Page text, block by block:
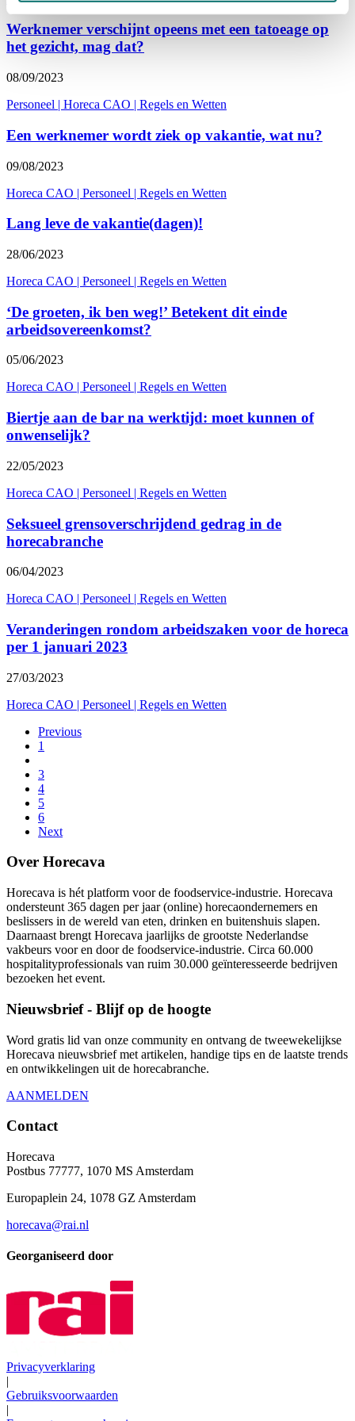
Werknemer verschijnt opeens met een tatoeage op
het gezicht, mag dat?
08/09/2023
Personeel | Horeca CAO | Regels en Wetten
Een werknemer wordt ziek op vakantie, wat nu?
09/08/2023
Horeca CAO | Personeel | Regels en Wetten
Lang leve de vakantie(dagen)!
28/06/2023
Horeca CAO | Personeel | Regels en Wetten
‘De groeten, ik ben weg!’ Betekent dit einde
arbeidsovereenkomst?
05/06/2023
Horeca CAO | Personeel | Regels en Wetten
Biertje aan de bar na werktijd: moet kunnen of
onwenselijk?
22/05/2023
Horeca CAO | Personeel | Regels en Wetten
Seksueel grensoverschrijdend gedrag in de
horecabranche
06/04/2023
Horeca CAO | Personeel | Regels en Wetten
Veranderingen rondom arbeidszaken voor de horeca
per 1 januari 2023
27/03/2023
Horeca CAO | Personeel | Regels en Wetten
Previous
1
3
4
5
6
Next
Over Horecava
Horecava is hét platform voor de foodservice-industrie. Horecava
ondersteunt 365 dagen per jaar (online) horecaondernemers en
beslissers in de wereld van eten, drinken en buitenshuis slapen.
Daarnaast brengt Horecava jaarlijks de grootste Nederlandse
vakbeurs voor en door de foodservice-industrie. Circa 60.000
hospitalityprofessionals van ruim 30.000 geïnteresseerde bedrijven
bezoeken het event.
Nieuwsbrief - Blijf op de hoogte
Word gratis lid van onze community en ontvang de tweewekelijkse
Horecava nieuwsbrief met artikelen, handige tips en de laatste trends
en ontwikkelingen uit de horecabranche.
AANMELDEN
Contact
Horecava
Postbus 77777, 1070 MS Amsterdam
Europaplein 24, 1078 GZ Amsterdam
horecava@rai.nl
Georganiseerd door
Privacyverklaring
|
Gebruiksvoorwaarden
|